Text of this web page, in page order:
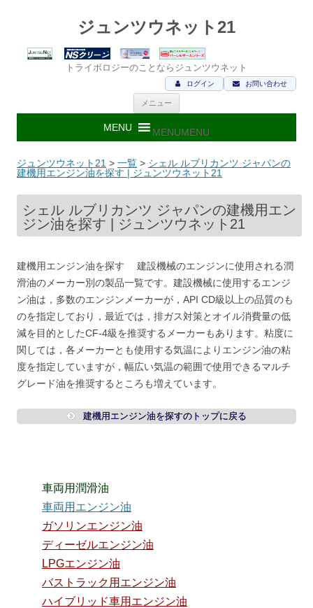
ジュンツウネット21
トライボロジーのことならジュンツウネット
お問い合わせ
ログイン
メニュー
ン
ツ
ス
キ
ッ
MENUMENU
ジュンツウネット21 > 一覧 > シェル ルブリカンツ ジャパンの
建機用エンジン油を探す | ジュンツウネット21
シェル ルブリカンツ ジャパンの建機用エン
ジン油を探す | ジュンツウネット21
建機用エンジン油を探す 建設機械のエンジンに使用される潤
滑油のメーカー別の製品一覧です。建設機械に使用するエンジ
ン油は，多数のエンジンメーカーが，API CD級以上の品質のも
のを指定しており，最近では，排ガス対策とオイル消費量の低
減を目的としたCF-4級を推奨するメーカーもあります。粘度に
関しては，各メーカーとも使用する気温によりエンジン油の粘
度を指定していますが，幅広い気温の範囲で使用できるマルチ
グレード油を推奨するところも増えています。
建機用エンジン油を探すのトップに戻る
車両用潤滑油
車両用エンジン油
ガソリンエンジン油
ディーゼルエンジン油
LPGエンジン油
バストラック用エンジン油
ハイブリッド車用エンジン油